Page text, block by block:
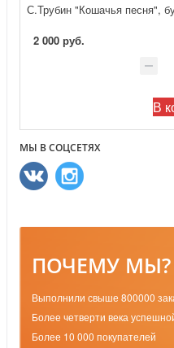
С.Трубин "Кошачья песня",
2 000 руб.
В
МЫ В СОЦСЕТЯХ
ПОЧЕМУ МЫ?
Выполнили свыше 800000
Более четверти века
Более 10 000 покупателей